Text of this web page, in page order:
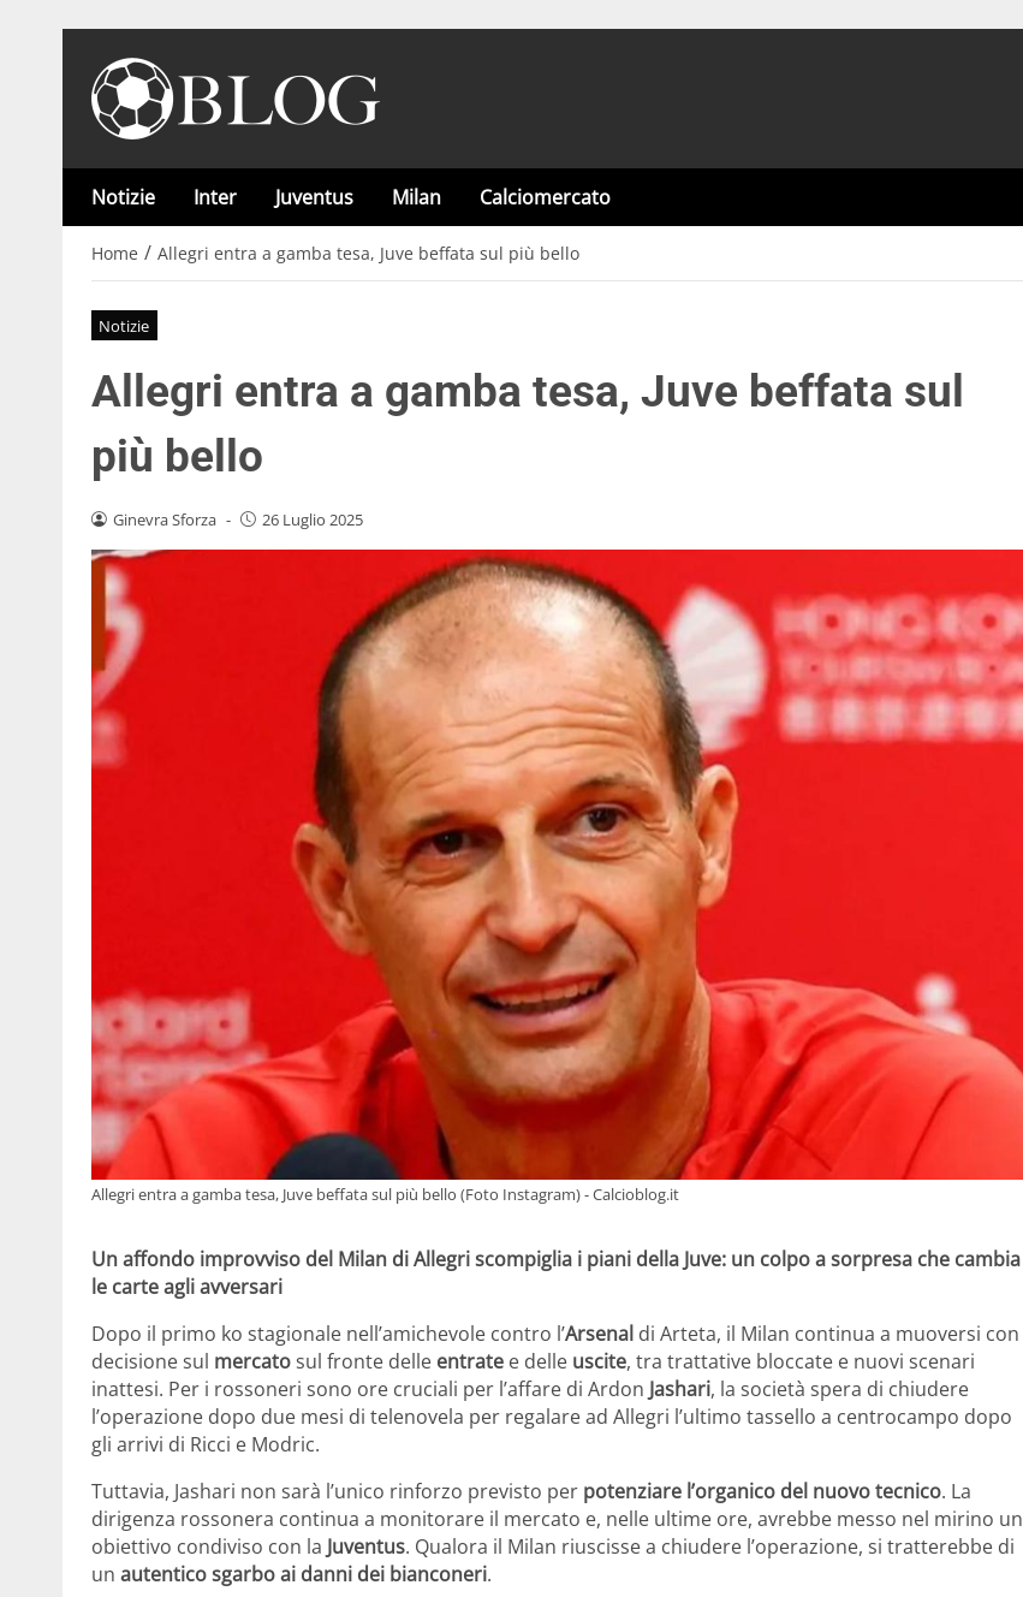
Notizie Inter Juventus Milan Calciomercato
Home / Allegri entra a gamba tesa, Juve beffata sul più bello
Notizie
Allegri entra a gamba tesa, Juve beffata sul
più bello
Ginevra Sforza - 26 Luglio 2025
Allegri entra a gamba tesa, Juve beffata sul più bello (Foto Instagram) - Calcioblog.it
Un affondo improvviso del Milan di Allegri scompiglia i piani della Juve: un colpo a sorpresa che cambia
le carte agli avversari
Dopo il primo ko stagionale nell’amichevole contro l’Arsenal di Arteta, il Milan continua a muoversi con
decisione sul mercatosul fronte delle entrate e delle uscite, tra trattative bloccate e nuovi scenari
inattesi. Per i rossoneri sono ore cruciali per l’affare di Ardon Jashari, la società spera di chiudere
l’operazione dopo due mesi di telenovela per regalare ad Allegri l’ultimo tassello a centrocampo dopo
gli arrivi di Ricci e Modric.
Tuttavia, Jashari non sarà l’unico rinforzo previsto per potenziare l’organico del nuovo tecnico. La
dirigenza rossonera continua a monitorare il mercato e, nelle ultime ore, avrebbe messo nel mirino un
obiettivo condiviso con la Juventus. Qualora il Milan riuscisse a chiudere l’operazione, si tratterebbe di
un autentico sgarbo ai danni dei bianconeri.